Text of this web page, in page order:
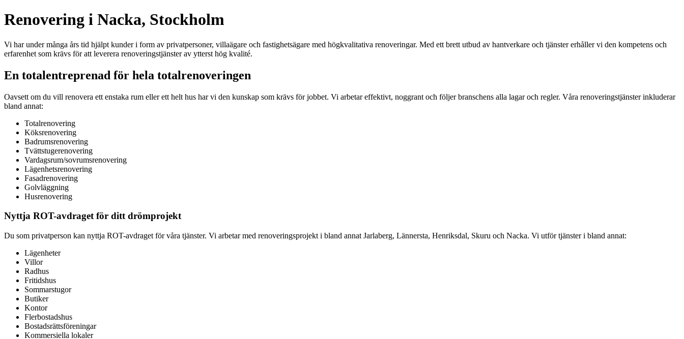
Renovering i Nacka, Stockholm
Vi har under många års tid hjälpt kunder i form av privatpersoner, villaägare och fastighetsägare med högkvalitativa renoveringar. Med ett brett utbud av hantverkare och tjänster erhåller vi den kompetens och
erfarenhet som krävs för att leverera renoveringstjänster av ytterst hög kvalité.
En totalentreprenad för hela totalrenoveringen
Oavsett om du vill renovera ett enstaka rum eller ett helt hus har vi den kunskap som krävs för jobbet. Vi arbetar effektivt, noggrant och följer branschens alla lagar och regler. Våra renoveringstjänster inkluderar
bland annat:
Totalrenovering
Köksrenovering
Badrumsrenovering
Tvättstugerenovering
Vardagsrum/sovrumsrenovering
Lägenhetsrenovering
Fasadrenovering
Golvläggning
Husrenovering
Nyttja ROT-avdraget för ditt drömprojekt
Du som privatperson kan nyttja ROT-avdraget för våra tjänster. Vi arbetar med renoveringsprojekt i bland annat Jarlaberg, Lännersta, Henriksdal, Skuru och Nacka. Vi utför tjänster i bland annat:
Lägenheter
Villor
Radhus
Fritidshus
Sommarstugor
Butiker
Kontor
Flerbostadshus
Bostadsrättsföreningar
Kommersiella lokaler